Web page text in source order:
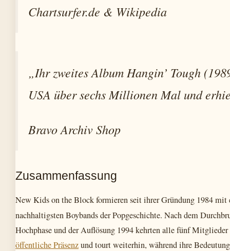
Chartsurfer.de & Wikipedia
„Ihr zweites Album Hangin’ Tough
USA über sechs Millionen Mal und
Bravo Archiv Shop
Zusammenfassung
New Kids on the Block formieren seit ihrer Gründung 1984 mit
nachhaltigsten Boybands der Popgeschichte. Nach dem
Hochphase und der Auflösung 1994 kehrten alle fünf
öffentliche Präsenzund tourt weiterhin, während ihre